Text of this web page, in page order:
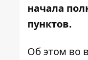
начала
пунктов.
Об этом во